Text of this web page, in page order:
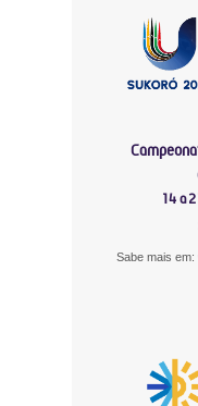
14 a
Sabe mais em: